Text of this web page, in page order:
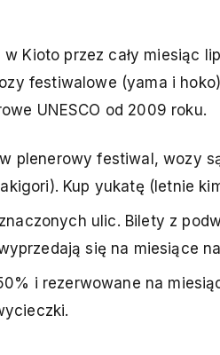
Kioto przez cały miesiąc
festiwalowe (yama i
UNESCO od 2009 roku.
plenerowy festiwal, wozy
Kup yukatę (letnie
ulic. Bilety z
się na miesiące
i rezerwowane na